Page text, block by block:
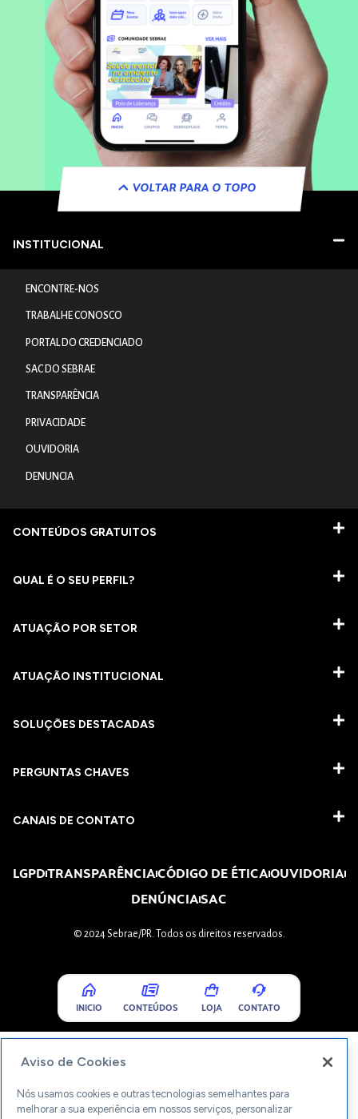
VOLTAR PARA O TOPO
INSTITUCIONAL
ENCONTRE-NOS
TRABALHE CONOSCO
PORTAL DO CREDENCIADO
SAC DO SEBRAE
TRANSPARÊNCIA
PRIVACIDADE
OUVIDORIA
DENUNCIA
CONTEÚDOS GRATUITOS
QUAL É O SEU PERFIL?
ATUAÇÃO POR SETOR
ATUAÇÃO INSTITUCIONAL
SOLUÇÕES DESTACADAS
PERGUNTAS CHAVES​
CANAIS DE CONTATO
LGPDTRANSPARÊNCIACÓDIGO DE ÉTICAOUVIDORIA
DENÚNCIASAC
© 2024 Sebrae/PR. Todos os direitos reservados.
INICIO CONTEÚDOS LOJA CONTATO
Aviso de Cookies
Nós usamos cookies e outras tecnologias semelhantes para
melhorar a sua experiência em nossos serviços, personalizar